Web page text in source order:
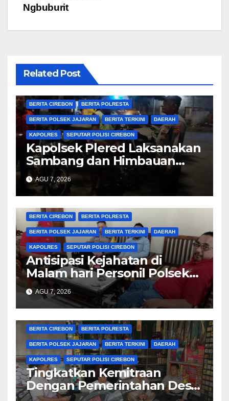
Ngbuburit
Related Post
BERITA CIREBON BERITA POLRESTA
BERITA POLSEK JAJARAN BERITA TERKINI DAERAH
KAPOLRES SEPUTAR POLISI CIREBON
Kapolsek Plered Laksanakan
Sambang dan Himbauan
Kamtibmas
AGU 7, 2026
BERITA CIREBON BERITA POLRESTA
BERITA POLSEK JAJARAN BERITA TERKINI DAERAH
KAPOLRES SEPUTAR POLISI CIREBON
Antisipasi Kejahatan di
Malam hari Personil Polsek
Plered Polresta Cirebon
Laksanakan Patroli
AGU 7, 2026
BERITA CIREBON BERITA POLRESTA
BERITA POLSEK JAJARAN BERITA TERKINI DAERAH
KAPOLRES SEPUTAR POLISI CIREBON
Tingkatkan Kemitraan
Dengan Pemerintahan Desa,